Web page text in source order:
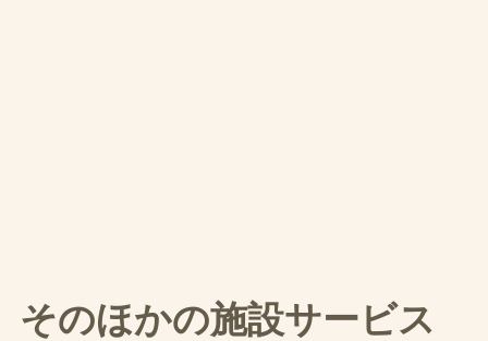
そのほかの施設サービス